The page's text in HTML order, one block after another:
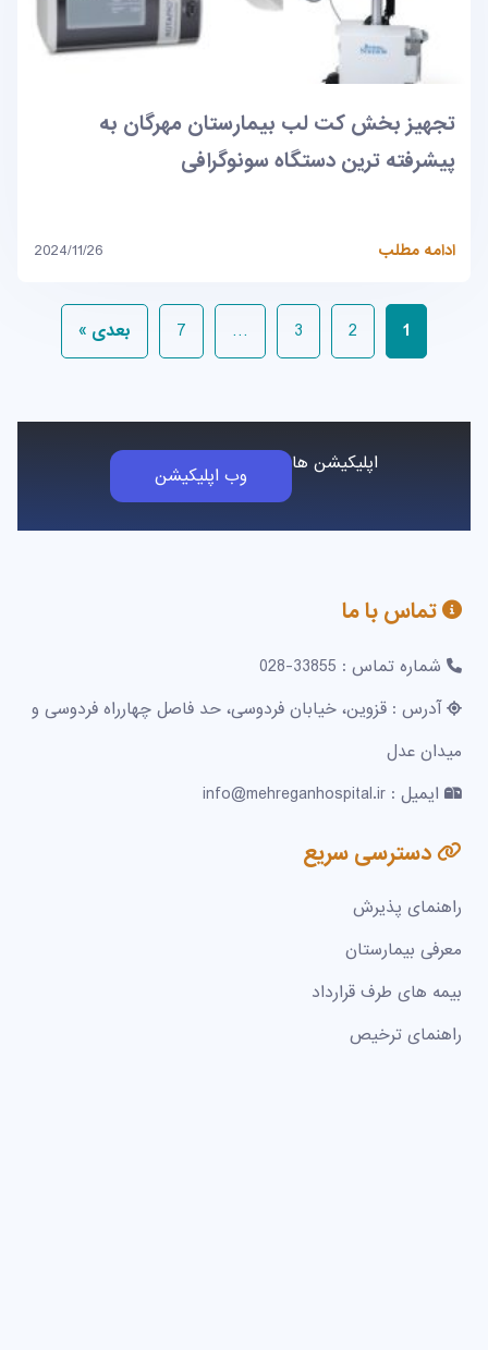
تجهیز بخش کت لب بیمارستان مهرگان به
پیشرفته ترین دستگاه سونوگرافی
ادامه مطلب 2024/11/26
1
2
3
…
7 بعدی »
اپلیکیشن ها وب اپلیکیشن
تماس با ما
شماره تماس : 33855-028
آدرس : قزوین، خیابان فردوسی، حد فاصل چهارراه فردوسی و
میدان عدل
ایمیل : info@mehreganhospital.ir
دسترسی سریع
راهنمای پذیرش
معرفی بیمارستان
بیمه های طرف قرارداد
راهنمای ترخیص